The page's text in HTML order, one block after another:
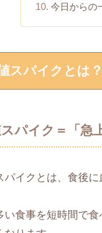
今日からの
スパイクとは
パイク＝「急
パイクとは、食後
い食事を短時間で